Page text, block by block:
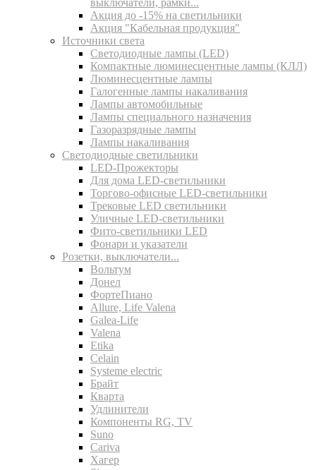
выключатели, рамки...
Акция до -15% на светильники
Акция "Кабельная продукция"
Источники света
Светодиодные лампы (LED)
Компактные люминесцентные лампы (КЛЛ)
Люминесцентные лампы
Галогенные лампы накаливания
Лампы автомобильные
Лампы специального назначения
Газоразрядные лампы
Лампы накаливания
Светодиодные светильники
LED-Прожекторы
Для дома LED-светильники
Торгово-офисные LED-светильники
Трековые LED светильники
Уличные LED-светильники
Фито-светильники LED
Фонари и указатели
Розетки, выключатели...
Вольтум
Донел
ФортеПиано
Allure, Life Valena
Galea-Life
Valena
Etika
Celain
Systeme electric
Брайт
Кварта
Удлинители
Компоненты RG, TV
Suno
Cariva
Хагер